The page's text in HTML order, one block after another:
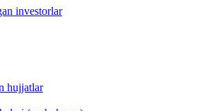
investorlar
hujjatlar